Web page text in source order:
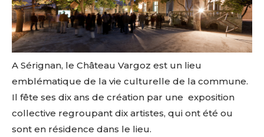
A Sérignan, le Château Vargoz est un lieu
emblématique de la vie culturelle de la commune.
Il fête ses dix ans de création par une exposition
collective regroupant dix artistes, qui ont été ou
sont en résidence dans le lieu.